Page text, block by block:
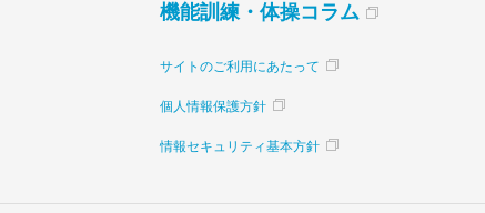
機能訓練・体操コラム
サイトのご利用にあたって
個人情報保護方針
情報セキュリティ基本方針